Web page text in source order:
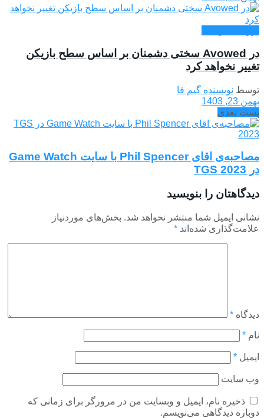
در Avowed سختی دشمنان بر اساس سطح بازیکن
تغییر نخواهد کرد
توسط نویسنده گیم فا
بهمن 23, 1403
پست بعدی
مصاحبه‌ی اقای Phil Spencer با سایت Game Watch
در TGS 2023
دیدگاهتان را بنویسید
نشانی ایمیل شما منتشر نخواهد شد. بخش‌های موردنیاز
علامت‌گذاری شده‌اند *
دیدگاه *
نام *
ایمیل *
وب‌ سایت
ذخیره نام، ایمیل و وبسایت من در مرورگر برای زمانی که
دوباره دیدگاهی می‌نویسم.